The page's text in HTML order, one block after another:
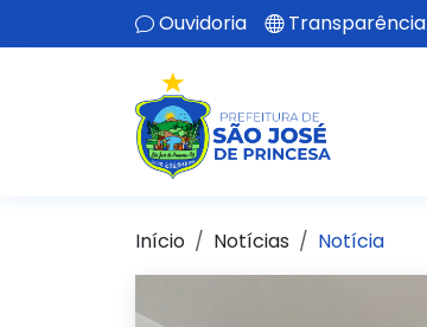
Ouvidoria Transparência
Início Notícias Notícia